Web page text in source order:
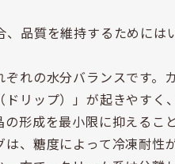
品質を維持するためには
れの水分バランスです。
リップ）」が起きやすく
形成を最小限に抑えるこ
、糖度によって冷凍耐性